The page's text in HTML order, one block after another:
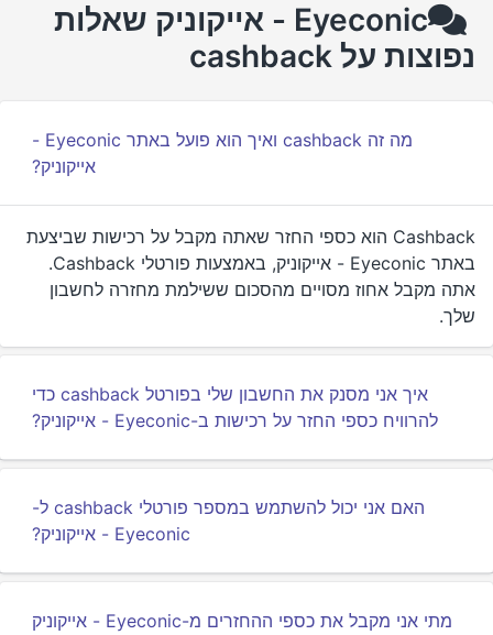
Eyeconic - אייקוניק שאלות
נפוצות על cashback
מה זה cashback ואיך הוא פועל באתר Eyeconic -
אייקוניק?
Cashback הוא כספי החזר שאתה מקבל על רכישות שביצעת
באתר Eyeconic - אייקוניק, באמצעות פורטלי Cashback.
אתה מקבל אחוז מסויים מהסכום ששילמת מחזרה לחשבון
שלך.
איך אני מסנק את החשבון שלי בפורטל cashback כדי
להרוויח כספי החזר על רכישות ב-Eyeconic - אייקוניק?
האם אני יכול להשתמש במספר פורטלי cashback ל-
Eyeconic - אייקוניק?
מתי אני מקבל את כספי ההחזרים מ-Eyeconic - אייקוניק